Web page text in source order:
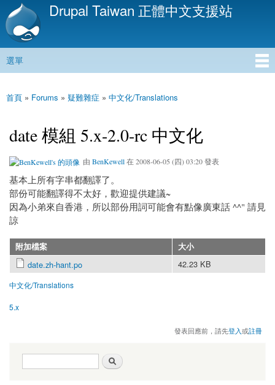
移
內
Drupal Taiwan 正體中文支援站
主選單
選單
您在這裡
首頁 » Forums » 疑難雜症 » 中文化/Translations
date 模組 5.x-2.0-rc 中文化
由 BenKewell在 2008-06-05 (四) 03:20 發表
基本上所有字串都翻譯了。
部份可能翻譯得不太好，歡迎提供建議~
因為小弟來自香港，所以部份用詞可能會有點像廣東話 ^^" 請見
諒
附加檔案 大小
date.zh-hant.po 42.23 KB
中文化/Translations
5.x
發表回應前，請先登入或註冊
搜尋表單